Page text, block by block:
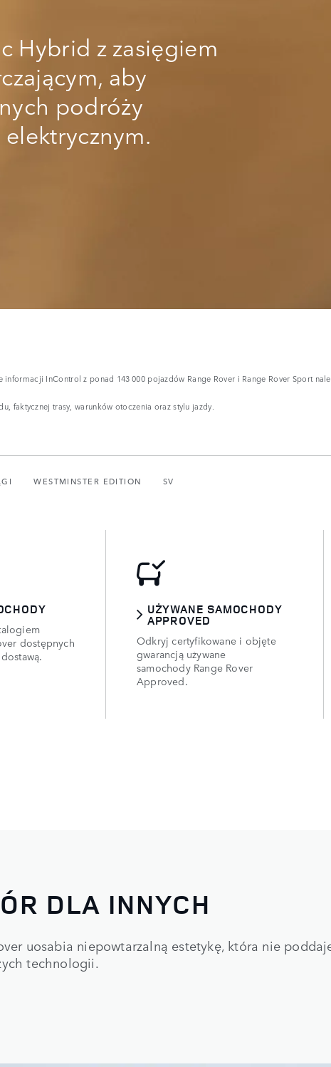
Hybrid z zasięgiem
aby
podróży
InControl z ponad 143 000 pojazdów Range Rover i Range Rover Sport
faktycznej trasy, warunków otoczenia oraz stylu jazdy.
WESTMINSTER EDITION SV
dostępnych
UŻYWANE SAMOCHODY
APPROVED
Odkryj certyfikowane i objęte
gwarancją używane
samochody Range Rover
Approved.
DLA INNYCH
uosabia niepowtarzalną estetykę, która nie
technologii.